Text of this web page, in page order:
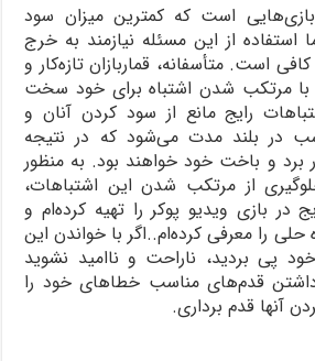
است که کمترین میزان سود
استفاده از این مسئله نیازمند به خرج
است. متأسفانه، قماربازان تازه‌کار و
با مرتکب شدن اشتباه برای خود سخت
رایج مانع از سود کردن آنان و
در بلند مدت می‌شود که در نتیجه
برد و باخت خود خواهند بود. به منظور
از مرتکب شدن این اشتباهات،
در بازی ویدیو پوکر را تهیه کرده‌ام و
حلی را معرفی کرده‌ام..اگر با خواندن این
پی بردید، ناراحت و نا‌امید نشوید
قدم‌های مناسب خطاهای خود را
آنها قدم برداری.